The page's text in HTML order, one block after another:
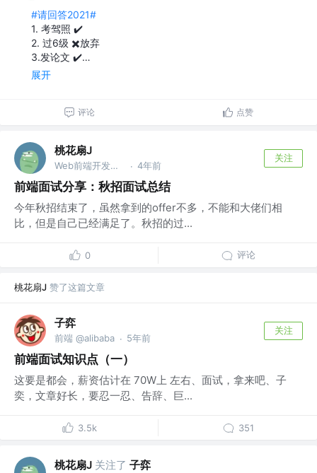
#请回答2021#
1. 考驾照 ✔️
2. 过6级 ✖️放弃
3.发论文 ✔️…
展开
评论 点赞
桃花扇J
Web前端开发工程师 @海康威视 · 4年前
关注
前端面试分享：秋招面试总结
今年秋招结束了，虽然拿到的offer不多，不能和大佬们相
比，但是自己已经满足了。秋招的过...
0 评论
桃花扇J 赞了这篇文章
子弈
前端 @alibaba · 5年前
关注
前端面试知识点（一）
这要是都会，薪资估计在 70W上 左右、面试，拿来吧、子
奕，文章好长，要忍一忍、告辞、巨...
3.5k 351
桃花扇J 关注了 子弈